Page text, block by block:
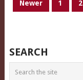
Newer 1 2
SEARCH